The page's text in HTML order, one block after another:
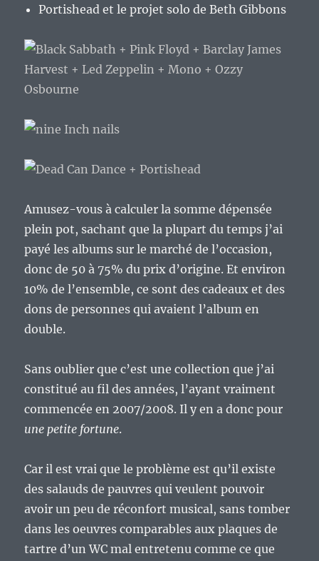
Portishead et le projet solo de Beth Gibbons
Amusez-vous à calculer la somme dépensée
plein pot, sachant que la plupart du temps j’ai
payé les albums sur le marché de l’occasion,
donc de 50 à 75% du prix d’origine. Et environ
10% de l’ensemble, ce sont des cadeaux et des
dons de personnes qui avaient l’album en
double.
Sans oublier que c’est une collection que j’ai
constitué au fil des années, l’ayant vraiment
commencée en 2007/2008. Il y en a donc pour
une petite fortune.
Car il est vrai que le problème est qu’il existe
des salauds de pauvres qui veulent pouvoir
avoir un peu de réconfort musical, sans tomber
dans les oeuvres comparables aux plaques de
tartre d’un WC mal entretenu comme ce que